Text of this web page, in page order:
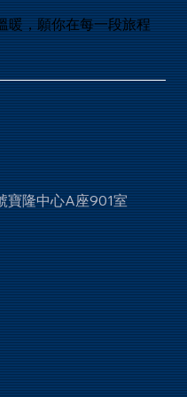
路撒冷 伸手要滅城
降這災了，吩咐滅
吧！」 那時耶和華
禾場那裏。（撒母耳
暖，願你在每一段旅程
寶隆中心A座901室